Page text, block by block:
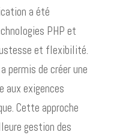
a été
PHP et
et flexibilité.
permis de créer une
aux exigences
Cette approche
gestion des